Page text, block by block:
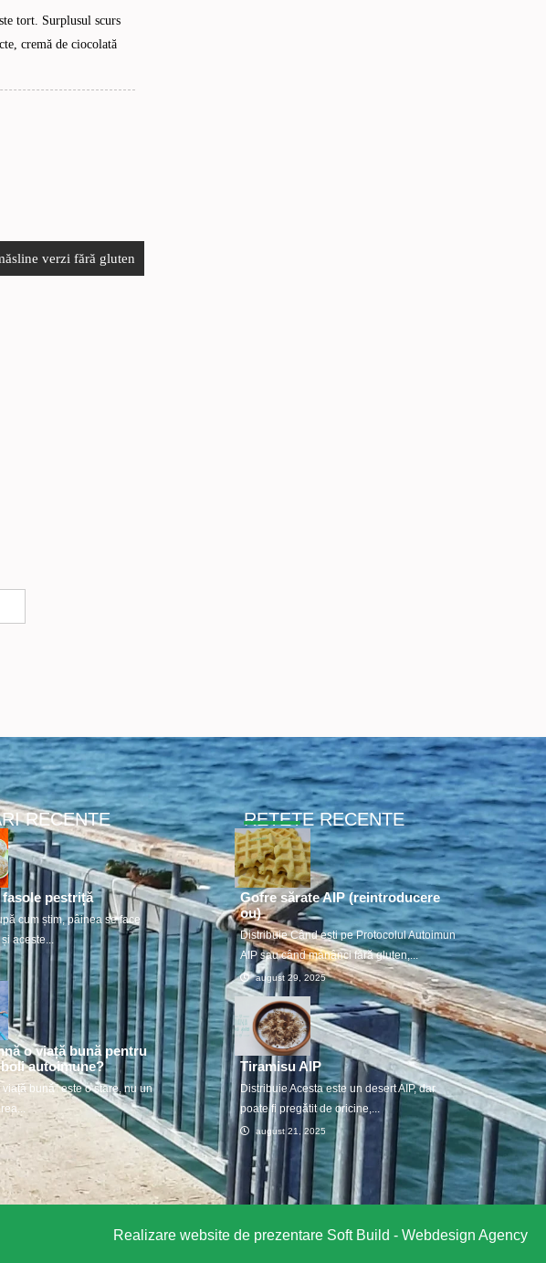
tort. Surplusul scurs
cremă de ciocolată
verzi fără gluten
RECENTE
pestriță
cum știm, pâinea se face
aceste...
o viață bună pentru
autoimune?
viață bună” este o stare, nu un
RETETE RECENTE
Gofre sărate AIP (reintroducere
ou)
Distribuie Când ești pe Protocolul Autoimun
AIP sau când mănânci fără gluten,...
august 29, 2025
Tiramisu AIP
Distribuie Acesta este un desert AIP, dar
poate fi pregătit de oricine,...
august 21, 2025
Realizare website de prezentare Soft Build - Webdesign Agency